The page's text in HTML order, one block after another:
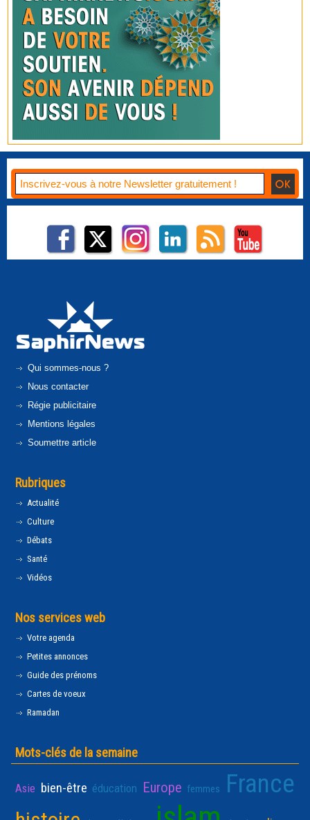
Qui sommes-nous ?
Nous contacter
Régie publicitaire
Mentions légales
Soumettre article
Rubriques
Actualité
Culture
Débats
Santé
Vidéos
Nos services web
Votre agenda
Petites annonces
Guide des prénoms
Cartes de voeux
Ramadan
Mots-clés de la semaine
Asie bien-être éducation Europe femmes France